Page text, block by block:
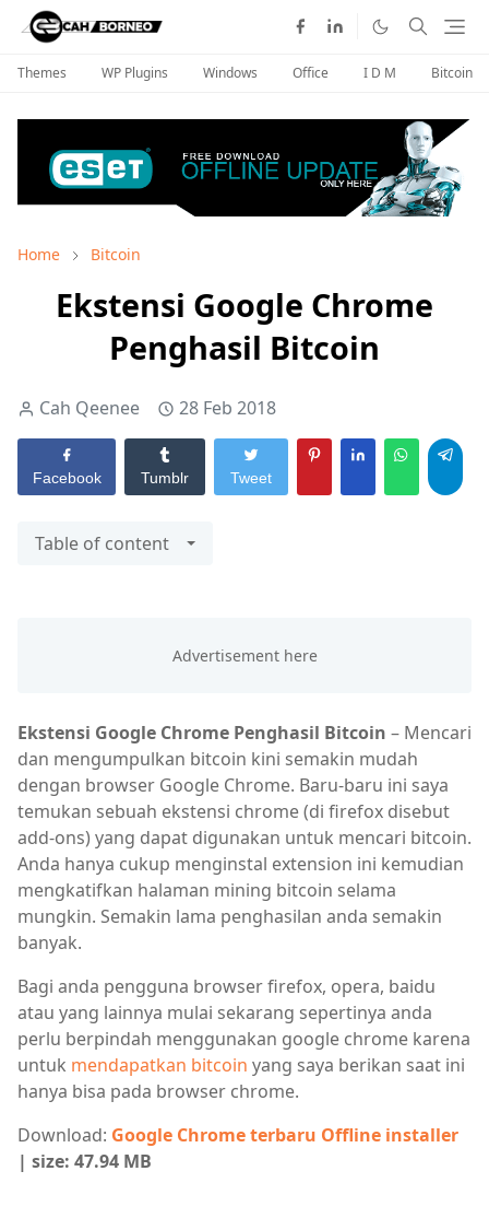
Themes WP Plugins Windows Office I D M Bitcoin
Home Bitcoin
Ekstensi Google Chrome
Penghasil Bitcoin
Cah Qeenee 28 Feb 2018
Facebook Tumblr Tweet
Table of content
Ekstensi Google Chrome Penghasil Bitcoin – Mencari
dan mengumpulkan bitcoin kini semakin mudah
dengan browser Google Chrome. Baru-baru ini saya
temukan sebuah ekstensi chrome (di firefox disebut
add-ons) yang dapat digunakan untuk mencari bitcoin.
Anda hanya cukup menginstal extension ini kemudian
mengkatifkan halaman mining bitcoin selama
mungkin. Semakin lama penghasilan anda semakin
banyak.
Bagi anda pengguna browser firefox, opera, baidu
atau yang lainnya mulai sekarang sepertinya anda
perlu berpindah menggunakan google chrome karena
untuk mendapatkan bitcoin yang saya berikan saat ini
hanya bisa pada browser chrome.
Download: Google Chrome terbaru Offline installer
| size: 47.94 MB